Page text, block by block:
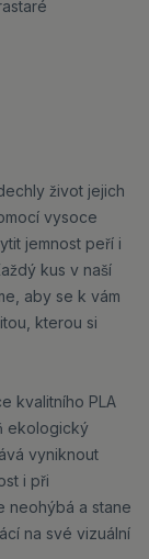
život jejich
vysoce
jemnost peří i
kus v naší
aby se k vám
kterou si
kvalitního PLA
ekologický
vyniknout
i při
neohýbá a stane
na své vizuální